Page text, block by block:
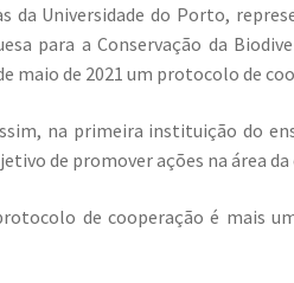
da Universidade do Porto,
para a Conservação da
maio de 2021 um protocolo de
na primeira instituição do
de promover ações na área
de cooperação é mais